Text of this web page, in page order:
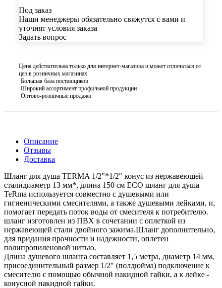
Под заказ
Наши менеджеры обязательно свяжутся с вами и
уточнят условия заказа
Задать вопрос
Цена действительна только для интернет-магазина и может отличаться от
цен в розничных магазинах
Большая база поставщиков
Широкий ассортимент профильной продукции
Оптово-розничные продажи
Описание
Отзывы
Доставка
Шланг для душа TERMA 1/2"*1/2" конус из нержавеющей
сталидиаметр 13 мм*, длина 150 см ECO шланг для душа
TeRma используется совместно с душевыми или
гигиеническими смесителями, а также душевыми лейками, и,
помогает передать поток воды от смесителя к потребителю.
шланг изготовлен из ПВХ в сочетании с оплеткой из
нержавеющей стали двойного зажима.Шланг дополнительно,
для придания прочности и надежности, оплетен
полипропиленовой нитью.
Длина душевого шланга составляет 1,5 метра, диаметр 14 мм,
присоединительный размер 1/2" (полдюйма) подключение к
смесителю с помощью обычной накидной гайки, а к лейке -
конусной накидной гайки.